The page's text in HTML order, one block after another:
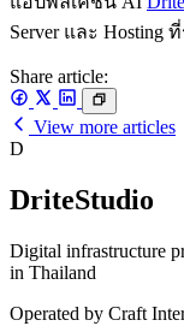
Server และ Hosting
Share article:
View more articles
D
DriteStudio
Digital infrastructure
in Thailand
Operated by Craft